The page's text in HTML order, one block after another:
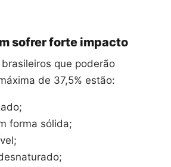
sofrer forte impacto
que poderão
de 37,5% estão:
forma sólida;